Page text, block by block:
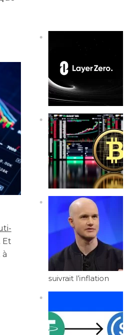
Et
suivrait l’inflation